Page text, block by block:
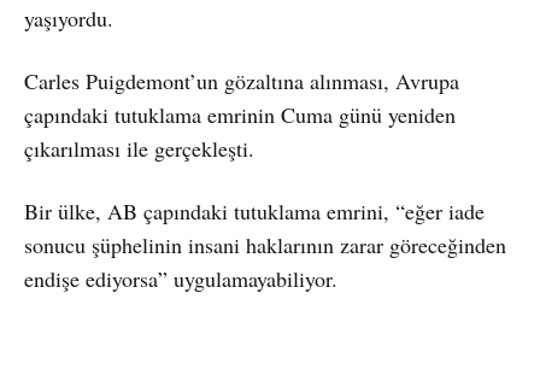
yaşıyordu.
Carles Puigdemont’un gözaltına alınması, Avrupa
çapındaki tutuklama emrinin Cuma günü yeniden
çıkarılması ile gerçekleşti.
Bir ülke, AB çapındaki tutuklama emrini, “eğer iade
sonucu şüphelinin insani haklarının zarar göreceğinden
endişe ediyorsa” uygulamayabiliyor.